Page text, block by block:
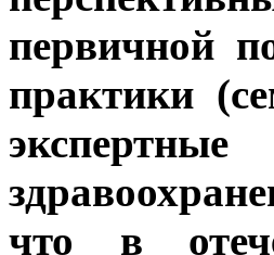
первичной
практики
что в